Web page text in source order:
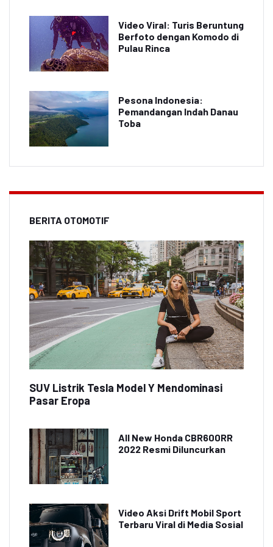
Video Viral: Turis Beruntung
Berfoto dengan Komodo di
Pulau Rinca
Pesona Indonesia:
Pemandangan Indah Danau
Toba
BERITA OTOMOTIF
SUV Listrik Tesla Model Y Mendominasi
Pasar Eropa
All New Honda CBR600RR
2022 Resmi Diluncurkan
Video Aksi Drift Mobil Sport
Terbaru Viral di Media Sosial